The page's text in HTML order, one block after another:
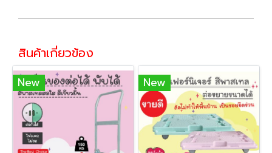
สินค้าเกี่ยวข้อง
New New